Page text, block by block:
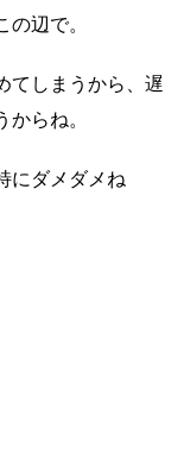
辺で。
てしまうから、遅
らね。
にダメダメね